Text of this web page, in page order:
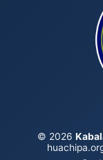
© 2026